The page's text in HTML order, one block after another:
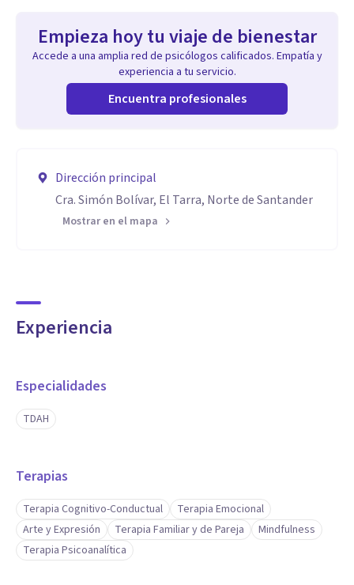
Empieza hoy tu viaje de bienestar
Accede a una amplia red de psicólogos calificados. Empatía y
experiencia a tu servicio.
Encuentra profesionales
Dirección principal
Cra. Simón Bolívar, El Tarra, Norte de Santander
Mostrar en el mapa
Experiencia
Especialidades
TDAH
Terapias
Terapia Cognitivo-Conductual
Terapia Emocional
Arte y Expresión
Terapia Familiar y de Pareja
Mindfulness
Terapia Psicoanalítica